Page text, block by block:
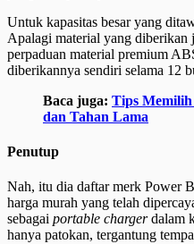
Untuk kapasitas besar yang
Apalagi material yang diberikan
perpaduan material premium
diberikannya sendiri selama 12
Baca juga: Tips Memilih
dan Tahan Lama
Penutup
Nah, itu dia daftar merk Power
harga murah yang telah
sebagai portable chargerdalam
hanya patokan, tergantung